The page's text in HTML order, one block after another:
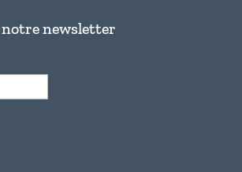
notre newsletter